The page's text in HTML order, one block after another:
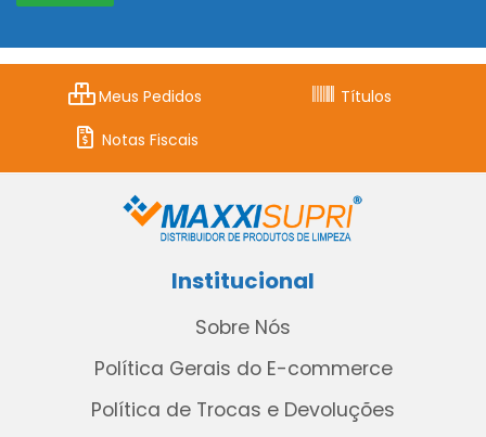
Meus Pedidos
Títulos
Notas Fiscais
Institucional
Sobre Nós
Política Gerais do E-commerce
Política de Trocas e Devoluções